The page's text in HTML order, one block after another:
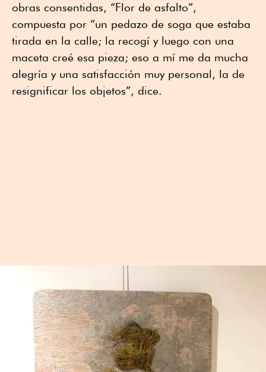
obras consentidas, “Flor de asfalto”,
compuesta por “un pedazo de soga que estaba
tirada en la calle; la recogí y luego con una
maceta creé esa pieza; eso a mí me da mucha
alegría y una satisfacción muy personal, la de
resignificar los objetos”, dice.